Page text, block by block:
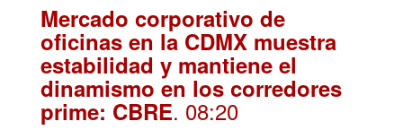
Mercado corporativo de
oficinas en la CDMX muestra
estabilidad y mantiene el
dinamismo en los corredores
prime: CBRE. 08:20